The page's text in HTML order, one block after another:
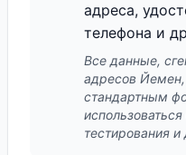
адреса,
телефона и
Все данные,
адресов Йемен,
стандартным
тестирования